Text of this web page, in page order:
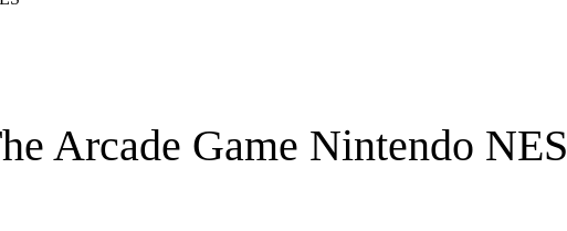
Arcade Game Nintendo NES